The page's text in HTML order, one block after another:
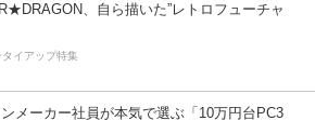
、自ら描いた”レトロフューチャ
タイアップ特集
メーカー社員が本気で選ぶ「10万円台PC3